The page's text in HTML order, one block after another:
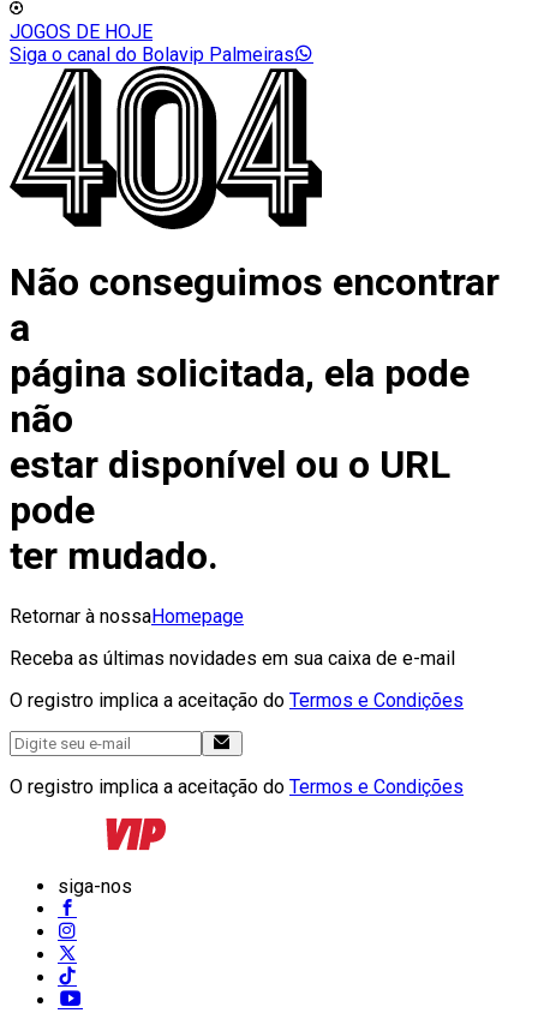
JOGOS DE HOJE
Siga o canal do Bolavip Palmeiras
Não conseguimos encontrar
a
página solicitada, ela pode
não
estar disponível ou o URL
pode
ter mudado.
Retornar à nossaHomepage
Receba as últimas novidades em sua caixa de e-mail
O registro implica a aceitação do Termos e Condições
O registro implica a aceitação do Termos e Condições
siga-nos